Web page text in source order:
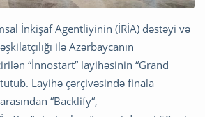
İnkişaf Agentliyinin (İRİA) dəstəyi və
ilə Azərbaycanın
“İnnostart” layihəsinin “Grand
Layihə çərçivəsində finala
“Backlify“,